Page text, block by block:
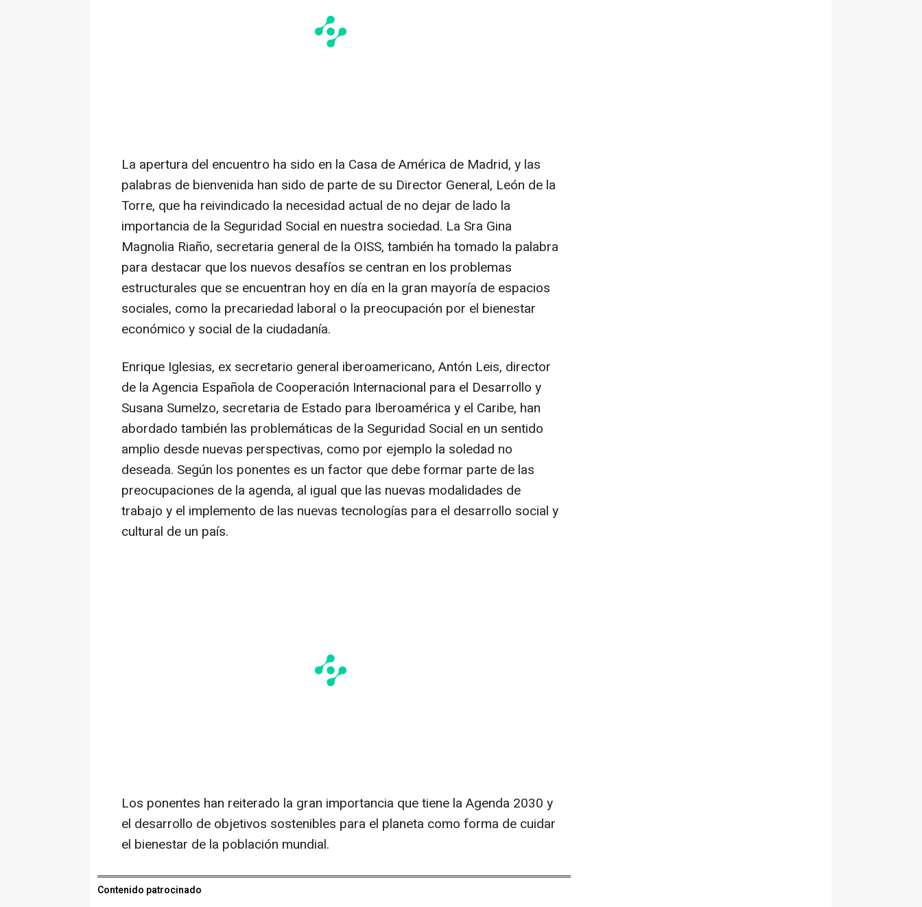
La apertura del encuentro ha sido en la Casa de América de Madrid, y las
palabras de bienvenida han sido de parte de su Director General, León de la
Torre, que ha reivindicado la necesidad actual de no dejar de lado la
importancia de la Seguridad Social en nuestra sociedad. La Sra Gina
Magnolia Riaño, secretaria general de la OISS, también ha tomado la palabra
para destacar que los nuevos desafíos se centran en los problemas
estructurales que se encuentran hoy en día en la gran mayoría de espacios
sociales, como la precariedad laboral o la preocupación por el bienestar
económico y social de la ciudadanía.
Enrique Iglesias, ex secretario general iberoamericano, Antón Leis, director
de la Agencia Española de Cooperación Internacional para el Desarrollo y
Susana Sumelzo, secretaria de Estado para Iberoamérica y el Caribe, han
abordado también las problemáticas de la Seguridad Social en un sentido
amplio desde nuevas perspectivas, como por ejemplo la soledad no
deseada. Según los ponentes es un factor que debe formar parte de las
preocupaciones de la agenda, al igual que las nuevas modalidades de
trabajo y el implemento de las nuevas tecnologías para el desarrollo social y
cultural de un país.
Los ponentes han reiterado la gran importancia que tiene la Agenda 2030 y
el desarrollo de objetivos sostenibles para el planeta como forma de cuidar
el bienestar de la población mundial.
Contenido patrocinado